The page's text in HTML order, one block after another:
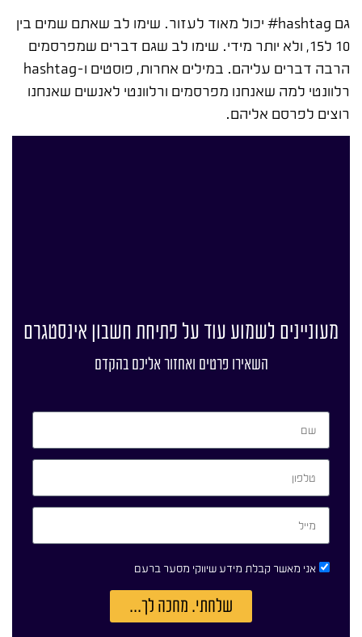
גם hashtag# יכול מאוד לעזור. שימו לב שאתם שמים בין
10 ל15, ולא יותר מידי. שימו לב שגם דברים שמפרסמים
הרבה דברים עליהם. במילים אחרות, פוסטים ו-hashtag
רלוונטי למה שאנחנו מפרסמים ורלוונטי לאנשים שאנחנו
רוצים לפרסם אליהם.
מעוניינים לשמוע עוד על פתיחת חשבון אינסטגרם
השאירו פרטים ואחזור אליכם בהקדם
אני מאשר קבלת מידע שיווקי מסער ברעם
שלחתי. מחכה לך...